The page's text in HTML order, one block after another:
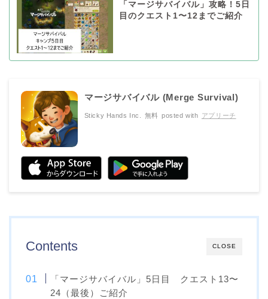
「マージサバイバル」攻略！5日
目のクエスト1〜12までご紹介
マージサバイバル (Merge Survival)
Sticky Hands Inc. 無料 posted with アプリーチ
CLOSE
Contents
「マージサバイバル」5日目 クエスト13〜
24（最後）ご紹介